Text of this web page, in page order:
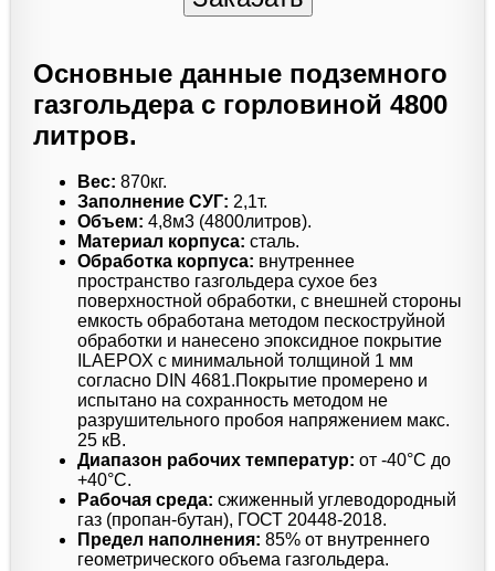
Основные данные подземного
газгольдера с горловиной 4800
литров.
Вес: 870кг.
Заполнение СУГ: 2,1т.
Объем: 4,8м3 (4800литров).
Материал корпуса: сталь.
Обработка корпуса: внутреннее
пространство газгольдера сухое без
поверхностной обработки, с внешней стороны
емкость обработана методом пескоструйной
обработки и нанесено эпоксидное покрытие
ILAEPOX с минимальной толщиной 1 мм
согласно DIN 4681.Покрытие промерено и
испытано на сохранность методом не
разрушительного пробоя напряжением макс.
25 кВ.
Диапазон рабочих температур: от -40°C до
+40°C.
Рабочая среда: сжиженный углеводородный
газ (пропан-бутан), ГОСТ 20448-2018.
Предел наполнения: 85% от внутреннего
геометрического объема газгольдера.